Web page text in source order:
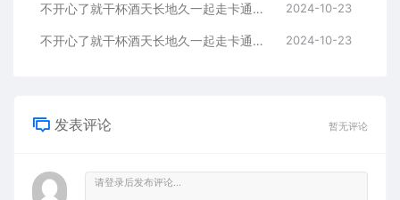
不开心了就干杯酒天长地久一起走卡通人物闺蜜姐妹 2024-10-23
不开心了就干杯酒天长地久一起走卡通人物闺蜜姐妹 2024-10-23
发表评论 暂无评论